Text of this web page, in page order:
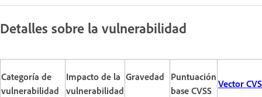
Detalles sobre la vulnerabilidad
Categoría de
vulnerabilidad
Impacto de la
vulnerabilidad
Gravedad
Puntuación
base CVSS
Vector